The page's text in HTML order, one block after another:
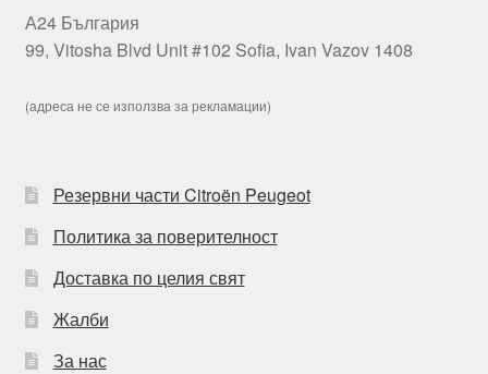
А24 България
99, Vitosha Blvd Unit #102 Sofia, Ivan Vazov 1408
(адреса не се използва за рекламации)
Резервни части Citroën Peugeot
Политика за поверителност
Доставка по целия свят
Жалби
За нас